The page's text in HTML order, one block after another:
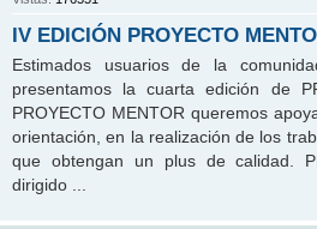
IV EDICIÓN PROYECTO
Estimados usuarios de la
presentamos la cuarta edición de
PROYECTO MENTOR queremos
orientación, en la realización de los
que obtengan un plus de calidad.
dirigido ...